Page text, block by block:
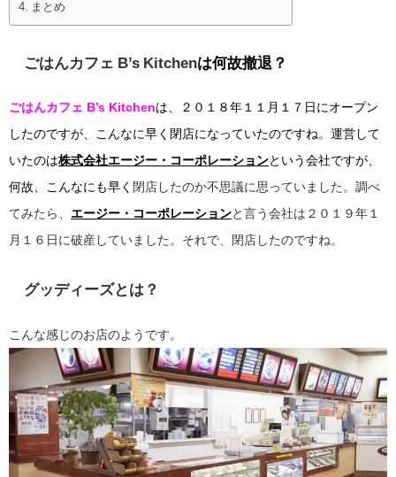
まとめ
ごはんカフェ B’s Kitchenは何故撤退？
ごはんカフェ B’s Kitchenは、２０１８年１１月１７日にオープン
したのですが、こんなに早く閉店になっていたのですね。運営して
いたのは株式会社エージー・コーポレーションという会社ですが、
何故、こんなにも早く 閉店したのか不思議に思っていました。調べ
てみたら、 エージー・コーポレーションと言う会社は２０１９年１
月１６日に破産していました。それで、閉店したのですね。
グッディーズとは？
こんな感じのお店のようです。